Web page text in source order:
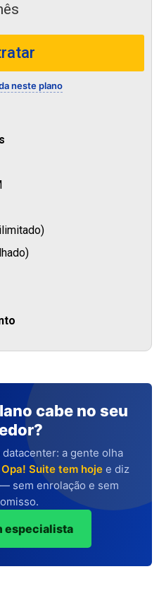
neste plano
cabe no seu
a gente olha
Suite tem hojee diz
sem enrolação e sem
especialista